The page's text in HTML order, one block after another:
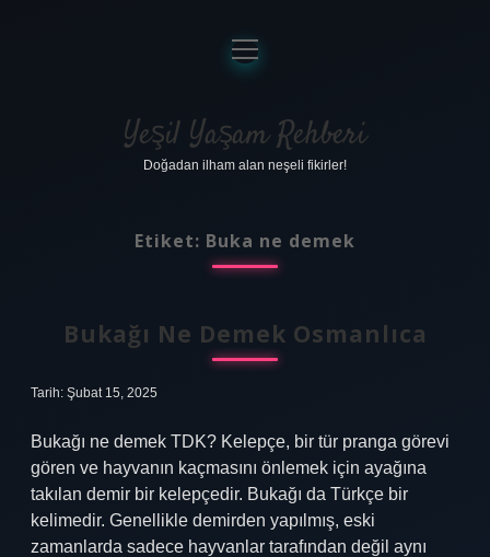
Anasayfa
Gizlilik Politikası
Yasal Uyarı
menüyü
aç
Yeşil Yaşam Rehberi
Doğadan ilham alan neşeli fikirler!
Etiket: Buka ne demek
Bukağı Ne Demek Osmanlıca
Tarih: Şubat 15, 2025
Bukağı ne demek TDK? Kelepçe, bir tür pranga görevi
gören ve hayvanın kaçmasını önlemek için ayağına
takılan demir bir kelepçedir. Bukağı da Türkçe bir
kelimedir. Genellikle demirden yapılmış, eski
zamanlarda sadece hayvanlar tarafından değil aynı